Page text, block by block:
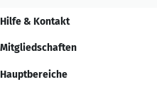
Hilfe & Kontakt
Mitgliedschaften
Hauptbereiche